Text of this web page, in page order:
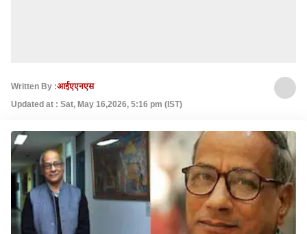
Written By :आईएएनएस
Updated at : Sat, May 16,2026, 5:16 pm (IST)